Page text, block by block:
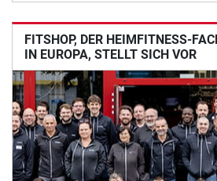
FITSHOP, DER HEIMFITNESS-
IN EUROPA, STELLT SICH VOR